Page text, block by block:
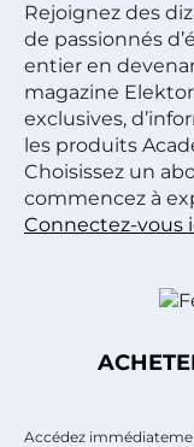
Rejoignez des
de passionnés
entier en
magazine
exclusives,
les produits
Choisissez un
commencez à
Connectez-vous
Accédez